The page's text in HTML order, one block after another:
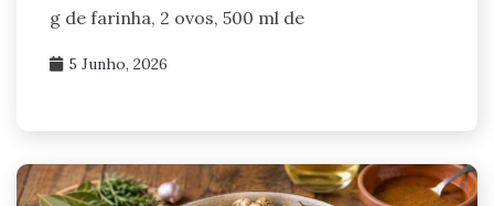
g de farinha, 2 ovos, 500 ml de
5 Junho, 2026